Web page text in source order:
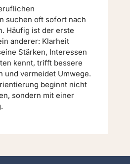
suchen oft sofort nach
Häufig ist der erste
anderer: Klarheit
Stärken, Interessen
kennt, trifft bessere
und vermeidet Umwege.
beginnt nicht
sondern mit einer